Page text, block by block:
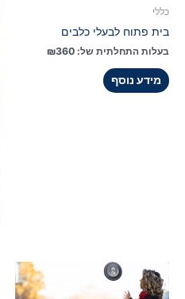
כללי
בית פתוח לבעלי כלבים
בעלות התחלתית של: ₪360
מידע נוסף